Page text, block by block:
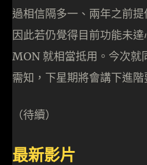
過相信隔多一、兩年之前提
因此若仍覺得目前功能未
MON 就相當抵用。今次就
需知，下星期將會講下進階
（待續）
最新影片